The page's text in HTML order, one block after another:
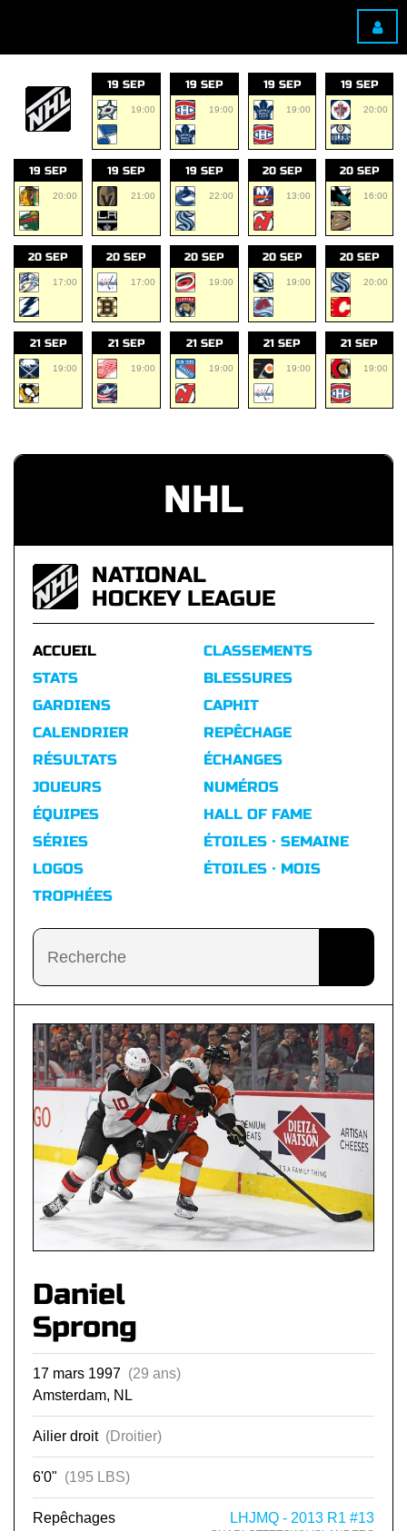
19 SEP
19:00
19 SEP
19:00
19 SEP
19:00
19 SEP
20:00
19 SEP
20:00
19 SEP
21:00
19 SEP
22:00
20 SEP
13:00
20 SEP
16:00
20 SEP
17:00
20 SEP
17:00
20 SEP
19:00
20 SEP
19:00
20 SEP
20:00
21 SEP
19:00
21 SEP
19:00
21 SEP
19:00
21 SEP
19:00
21 SEP
19:00
NHL
NATIONAL
HOCKEY LEAGUE
ACCUEIL
STATS
GARDIENS
CALENDRIER
RÉSULTATS
CLASSEMENTS
BLESSURES
CAPHIT
REPÊCHAGE
ÉCHANGES
JOUEURS
ÉQUIPES
SÉRIES
LOGOS
TROPHÉES
NUMÉROS
HALL OF FAME
ÉTOILES · SEMAINE
ÉTOILES · MOIS
Daniel
Sprong
17 mars 1997 (29 ans)
Amsterdam, NL
Ailier droit (Droitier)
6'0" (195 LBS)
Repêchages LHJMQ - 2013 R1 #13